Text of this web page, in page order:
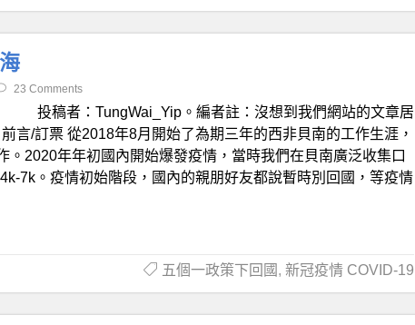
23 Comments
投稿者：TungWai_Yip。編者註：沒想到我們網站的文章居
言/訂票 從2018年8月開始了為期三年的西非貝南的工作生涯，
。2020年年初國內開始爆發疫情，當時我們在貝南廣泛收集口
7k。疫情初始階段，國內的親朋好友都說暫時別回國，等疫情
五個一政策下回國 , 新冠疫情 COVID-19